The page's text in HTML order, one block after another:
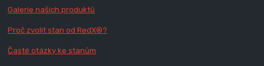
Galerie našich produktů
Proč zvolit stan od RedX®?
Časté otázky ke stanům